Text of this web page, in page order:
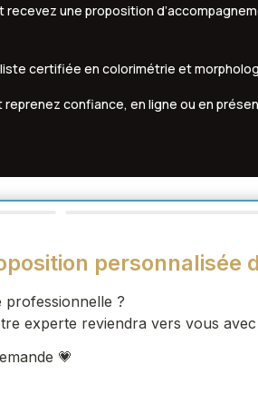
une proposition
certifiée en colorimétrie et
confiance, en ligne ou en